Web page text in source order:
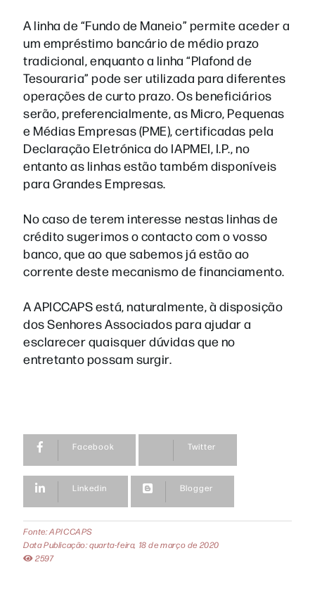
A linha de “Fundo de Maneio” permite aceder a
um empréstimo bancário de médio prazo
tradicional, enquanto a linha “Plafond de
Tesouraria” pode ser utilizada para diferentes
operações de curto prazo. Os beneficiários
serão, preferencialmente, as Micro, Pequenas
e Médias Empresas (PME), certificadas pela
Declaração Eletrónica do IAPMEI, I.P., no
entanto as linhas estão também disponíveis
para Grandes Empresas.
No caso de terem interesse nestas linhas de
crédito sugerimos o contacto com o vosso
banco, que ao que sabemos já estão ao
corrente deste mecanismo de financiamento.
A APICCAPS está, naturalmente, à disposição
dos Senhores Associados para ajudar a
esclarecer quaisquer dúvidas que no
entretanto possam surgir.
Facebook Twitter
Linkedin Blogger
Fonte: APICCAPS
Data Publicação: quarta-feira, 18 de março de 2020
2597